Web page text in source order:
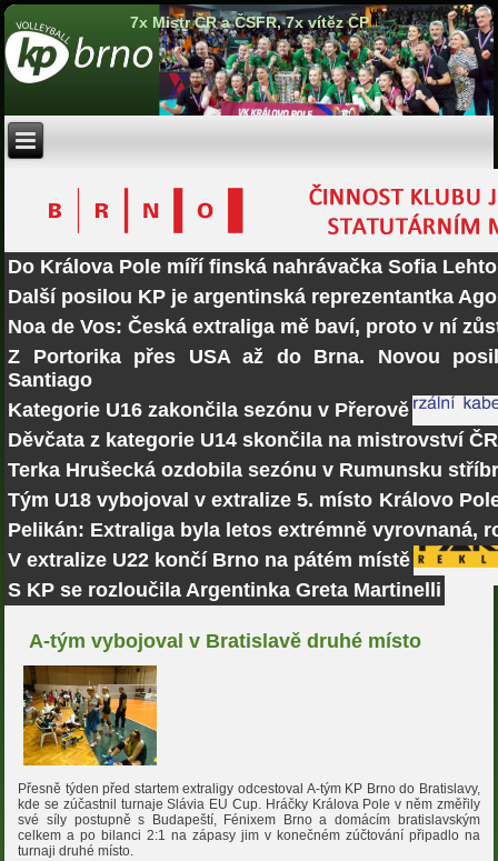
7x Mistr ČR a ČSFR, 7x vítěz ČP
Do Králova Pole míří finská nahrávačka Sofia Lehto
Další posilou KP je argentinská reprezentantka
Noa de Vos: Česká extraliga mě baví, proto v ní
Z Portorika přes USA až do Brna. Novou
Santiago
Kategorie U16 zakončila sezónu v Přerově
Děvčata z kategorie U14 skončila na mistrovství
Terka Hrušecká ozdobila sezónu v Rumunsku
Tým U18 vybojoval v extralize 5. místo Královo
Pelikán: Extraliga byla letos extrémně vyrovnaná,
V extralize U22 končí Brno na pátém místě
S KP se rozloučila Argentinka Greta Martinelli
A-tým vybojoval v Bratislavě druhé místo
Přesně týden před startem extraligy odcestoval A-tým KP Brno do Bratislavy,
kde se zúčastnil turnaje Slávia EU Cup. Hráčky Králova Pole v něm změřily
své síly postupně s Budapeští, Fénixem Brno a domácím bratislavským
celkem a po bilanci 2:1 na zápasy jim v konečném zúčtování připadlo na
turnaji druhé místo.